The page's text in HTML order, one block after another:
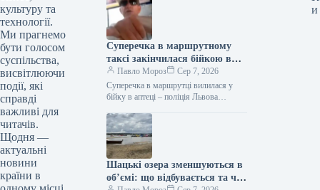
культуру та
технології.
Ми прагнемо
бути голосом
суспільства,
висвітлюючи
події, які
справді
важливі для
читачів.
Щодня —
актуальні
новини
країни в
тероризмі
Підпишіться на нас в Google додати…
Суперечка в маршрутному
таксі закінчилася бійкою в
аптеці, поліцейські Львова
проводять розслідування події
Павло Мороз
Сер 7, 2026
Суперечка в маршрутці вилилася у
бійку в аптеці – поліція Львова
відеозапис Підпишіться на нас у…
Шацькі озера зменшуються в
об’ємі: що відбувається та чи
и